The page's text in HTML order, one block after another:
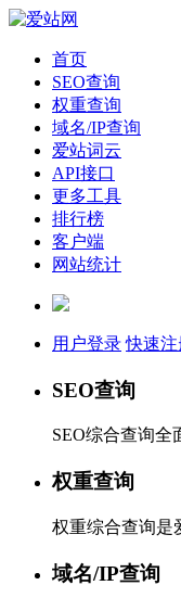
首页
SEO查询
权重查询
域名/IP查询
爱站词云
API接口
更多工具
排行榜
客户端
网站统计
用户登录 快速注
SEO查询
SEO综合查询全
权重查询
权重综合查询是
域名/IP查询